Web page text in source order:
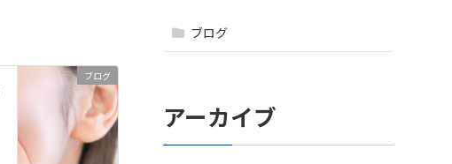
ブログ
ブログ
アーカイブ